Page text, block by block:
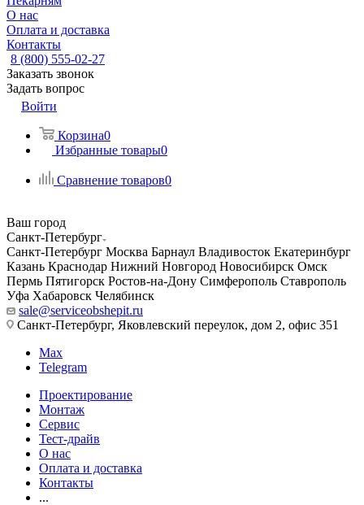
О нас
Оплата и доставка
Контакты
8 (800) 555-02-27
Заказать звонок
Задать вопрос
Войти
Корзина0
Избранные товары0
Сравнение товаров0
Ваш город
Санкт-Петербург
Санкт-Петербург Москва Барнаул Владивосток Екатеринбург
Казань Краснодар Нижний Новгород Новосибирск Омск
Пермь Пятигорск Ростов-на-Дону Симферополь Ставрополь
Уфа Хабаровск Челябинск
sale@serviceobshepit.ru
Санкт-Петербург, Яковлевский переулок, дом 2, офис 351
Max
Telegram
Проектирование
Монтаж
Сервис
Тест-драйв
О нас
Оплата и доставка
Контакты
...